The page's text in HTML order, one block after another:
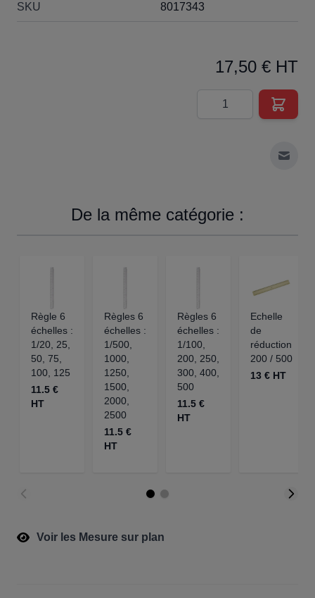
SKU 8017343
17,50 € HT
Quantité
De la même catégorie :
Règle 6
échelles :
1/20, 25,
50, 75,
100, 125
11.5 €
HT
Règles 6
échelles :
1/500,
1000,
1250,
1500,
2000,
2500
11.5 €
HT
Règles 6
échelles :
1/100,
200, 250,
300, 400,
500
11.5 €
HT
Echelle
de
réduction
200 / 500
13 € HT
Voir les Mesure sur plan